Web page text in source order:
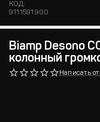
КОД:
911.1591.900
Biamp Desono
колонный
Написать